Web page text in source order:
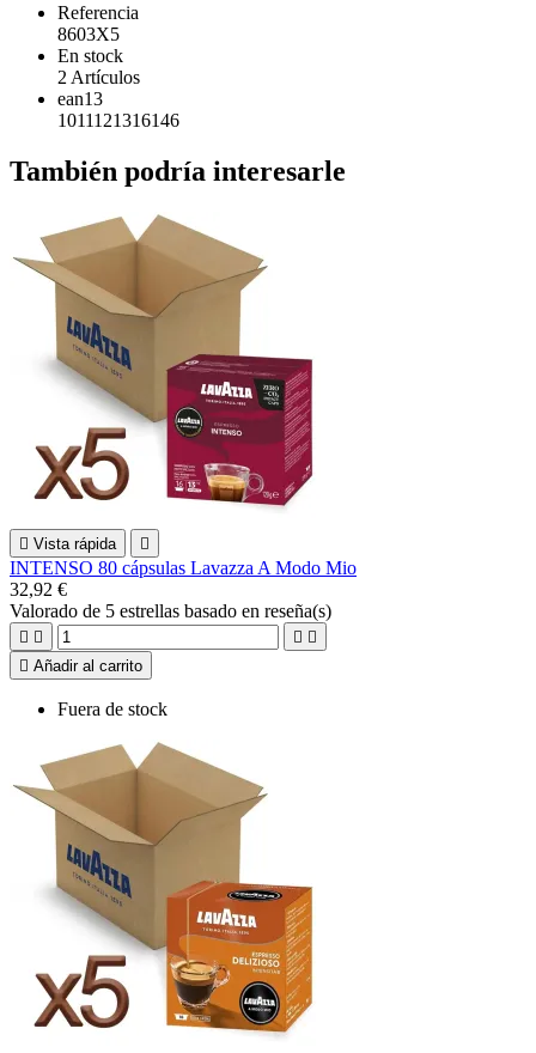
Referencia
8603X5
En stock
2 Artículos
ean13
1011121316146
También podría interesarle
 Vista rápida 
INTENSO 80 cápsulas Lavazza A Modo Mio
32,92 €
Valorado de 5 estrellas basado en reseña(s)
   
 Añadir al carrito
Fuera de stock